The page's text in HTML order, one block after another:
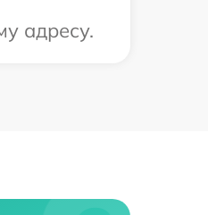
адресу.